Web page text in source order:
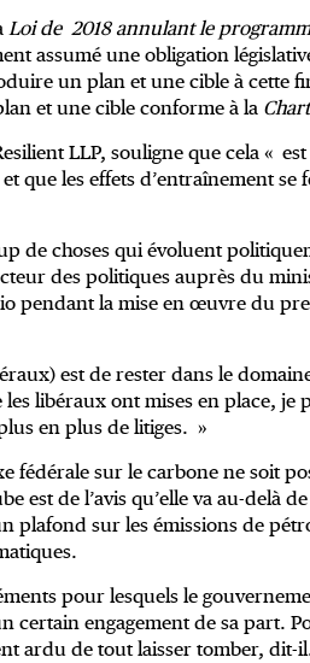
Loi de 2018 annulant le
assumé une obligation
un plan et une cible à cette
et une cible conforme à la
LLP, souligne que cela «
que les effets d’entraînement se
de choses qui évoluent
des politiques auprès du
pendant la mise en œuvre du
est de rester dans le
libéraux ont mises en place, je
en plus de litiges. »
fédérale sur le carbone ne soit
est de l’avis qu’elle va au-delà
plafond sur les émissions de
pour lesquels le
certain engagement de sa part.
ardu de tout laisser tomber, dit-